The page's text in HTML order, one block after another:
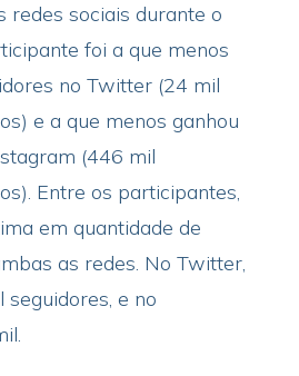
redes sociais durante o
foi a que menos
no Twitter (24 mil
e a que menos ganhou
(446 mil
Entre os participantes,
em quantidade de
as redes. No Twitter,
e no